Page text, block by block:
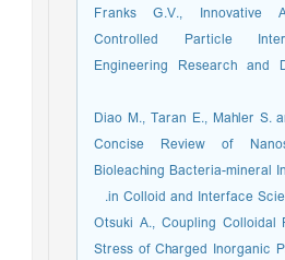
10. Franks G.V.,
Controlled Particle
Engineering Research and
11 Diao M., Taran E., Mahler
Concise Review of
Bioleaching Bacteria-mineral
in Colloid and Interface
12. Otsuki A., Coupling
Stress of Charged Inorganic